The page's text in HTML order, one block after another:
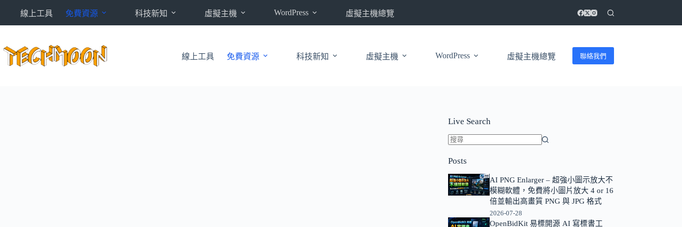
內
線上工具 免費資源 科技新知 虛擬主機 WordPress 虛擬主機總覽
線上工具 免費資源 科技新知 虛擬主機 WordPress 虛擬主機總覽 聯絡我們
Live Search
不
到
符
件
Posts
AI PNG Enlarger – 超強小圖示放大不
模糊軟體，免費將小圖片放大 4 or 16
倍並輸出高畫質 PNG 與 JPG 格式
2026-07-28
OpenBidKit 易標開源 AI 寫標書工